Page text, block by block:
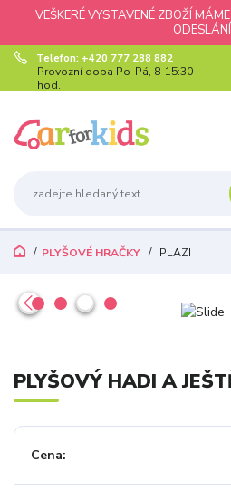
VEŠKERÉ VYSTAVENÉ ZBOŽÍ
Telefon: +420 777 288 882
Provozní doba Po-Pá, 8-15:30
hod.
PLYŠOVÉ HRAČKY PLAZI
PLYŠOVÝ HADI A
Cena: